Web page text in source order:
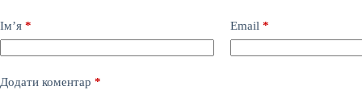
Ім’я * Email *
Додати коментар *